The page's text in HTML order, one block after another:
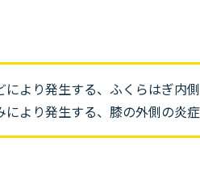
より発生する、ふくらはぎ内
より発生する、膝の外側の炎症